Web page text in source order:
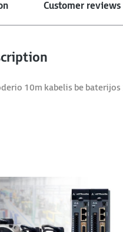
Customer reviews
10m kabelis be